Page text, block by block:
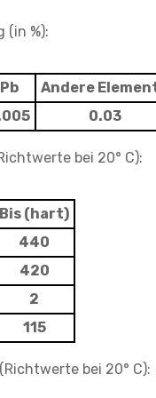
(in %):
Pb
Andere
0.03
bei 20° C):
Bis (hart)
440
420
2
115
bei 20° C):